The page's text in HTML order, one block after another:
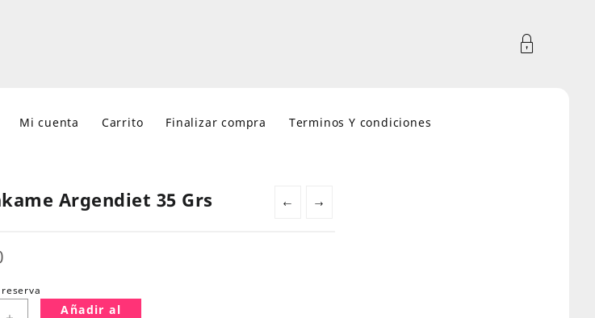
Mi cuenta Carrito Finalizar compra Terminos Y condiciones
← →
Argendiet 35 Grs
Añadir al